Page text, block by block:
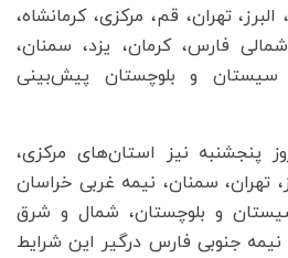
تهران، قم، مرکزی، کرمانشاه،
فارس، کرمان، یزد، سمنان،
سیستان و بلوچستان پیش‌بینی
پنجشنبه نیز استان‌های مرکزی،
تهران، سمنان، نیمه غربی خراسان
و بلوچستان، شمال و شرق
نیمه جنوبی فارس درگیر این شرایط